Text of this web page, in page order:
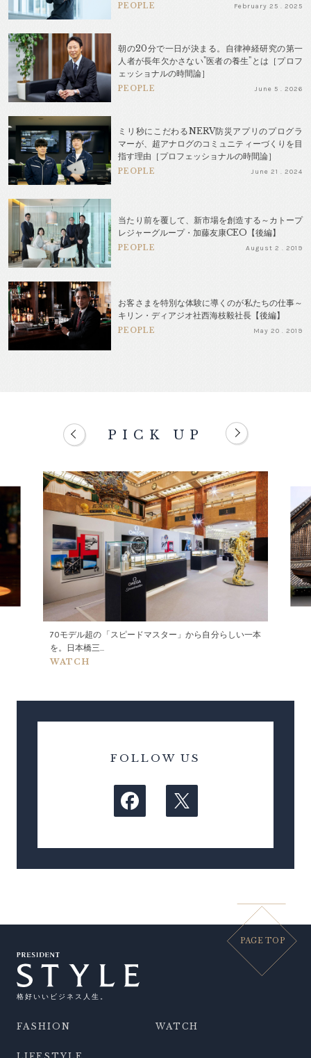
PEOPLE February 25 . 2025
朝の20分で一日が決まる。自律神経研究の第一
人者が長年欠かさない"医者の養生"とは［プロフ
ェッショナルの時間論］
PEOPLE June 5 . 2026
ミリ秒にこだわるNERV防災アプリのプログラ
マーが、超アナログのコミュニティーづくりを目
指す理由［プロフェッショナルの時間論］
PEOPLE June 21 . 2024
当たり前を覆して、新市場を創造する～カトープ
レジャーグループ・加藤友康CEO【後編】
PEOPLE August 2 . 2019
お客さまを特別な体験に導くのが私たちの仕事～
キリン・ディアジオ社西海枝毅社長【後編】
PEOPLE May 20 . 2019
PICK UP
70モデル超の「スピードマスター」から自分らしい一本
を。日本橋三...
WATCH
FOLLOW US
PAGE TOP
格好いいビジネス人生。
FASHION WATCH